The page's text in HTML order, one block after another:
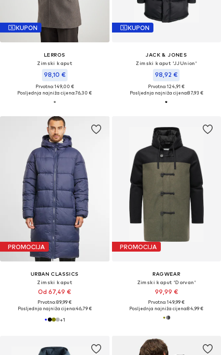
KUPON
LERROS
Zimski kaput
98,10 €
Prvotno: 149,00 €
Posljednja najniža cijena:76,30 €
KUPON
JACK & JONES
Zimski kaput 'JJUnion'
98,92 €
Prvotno: 124,91 €
Posljednja najniža cijena:87,93 €
PROMOCIJA
URBAN CLASSICS
Zimski kaput
Od 67,49 €
Prvotno: 89,99 €
Posljednja najniža cijena:46,79 €
+1
PROMOCIJA
RAGWEAR
Zimski kaput 'Dorvan'
99,99 €
Prvotno: 149,99 €
Posljednja najniža cijena:84,99 €